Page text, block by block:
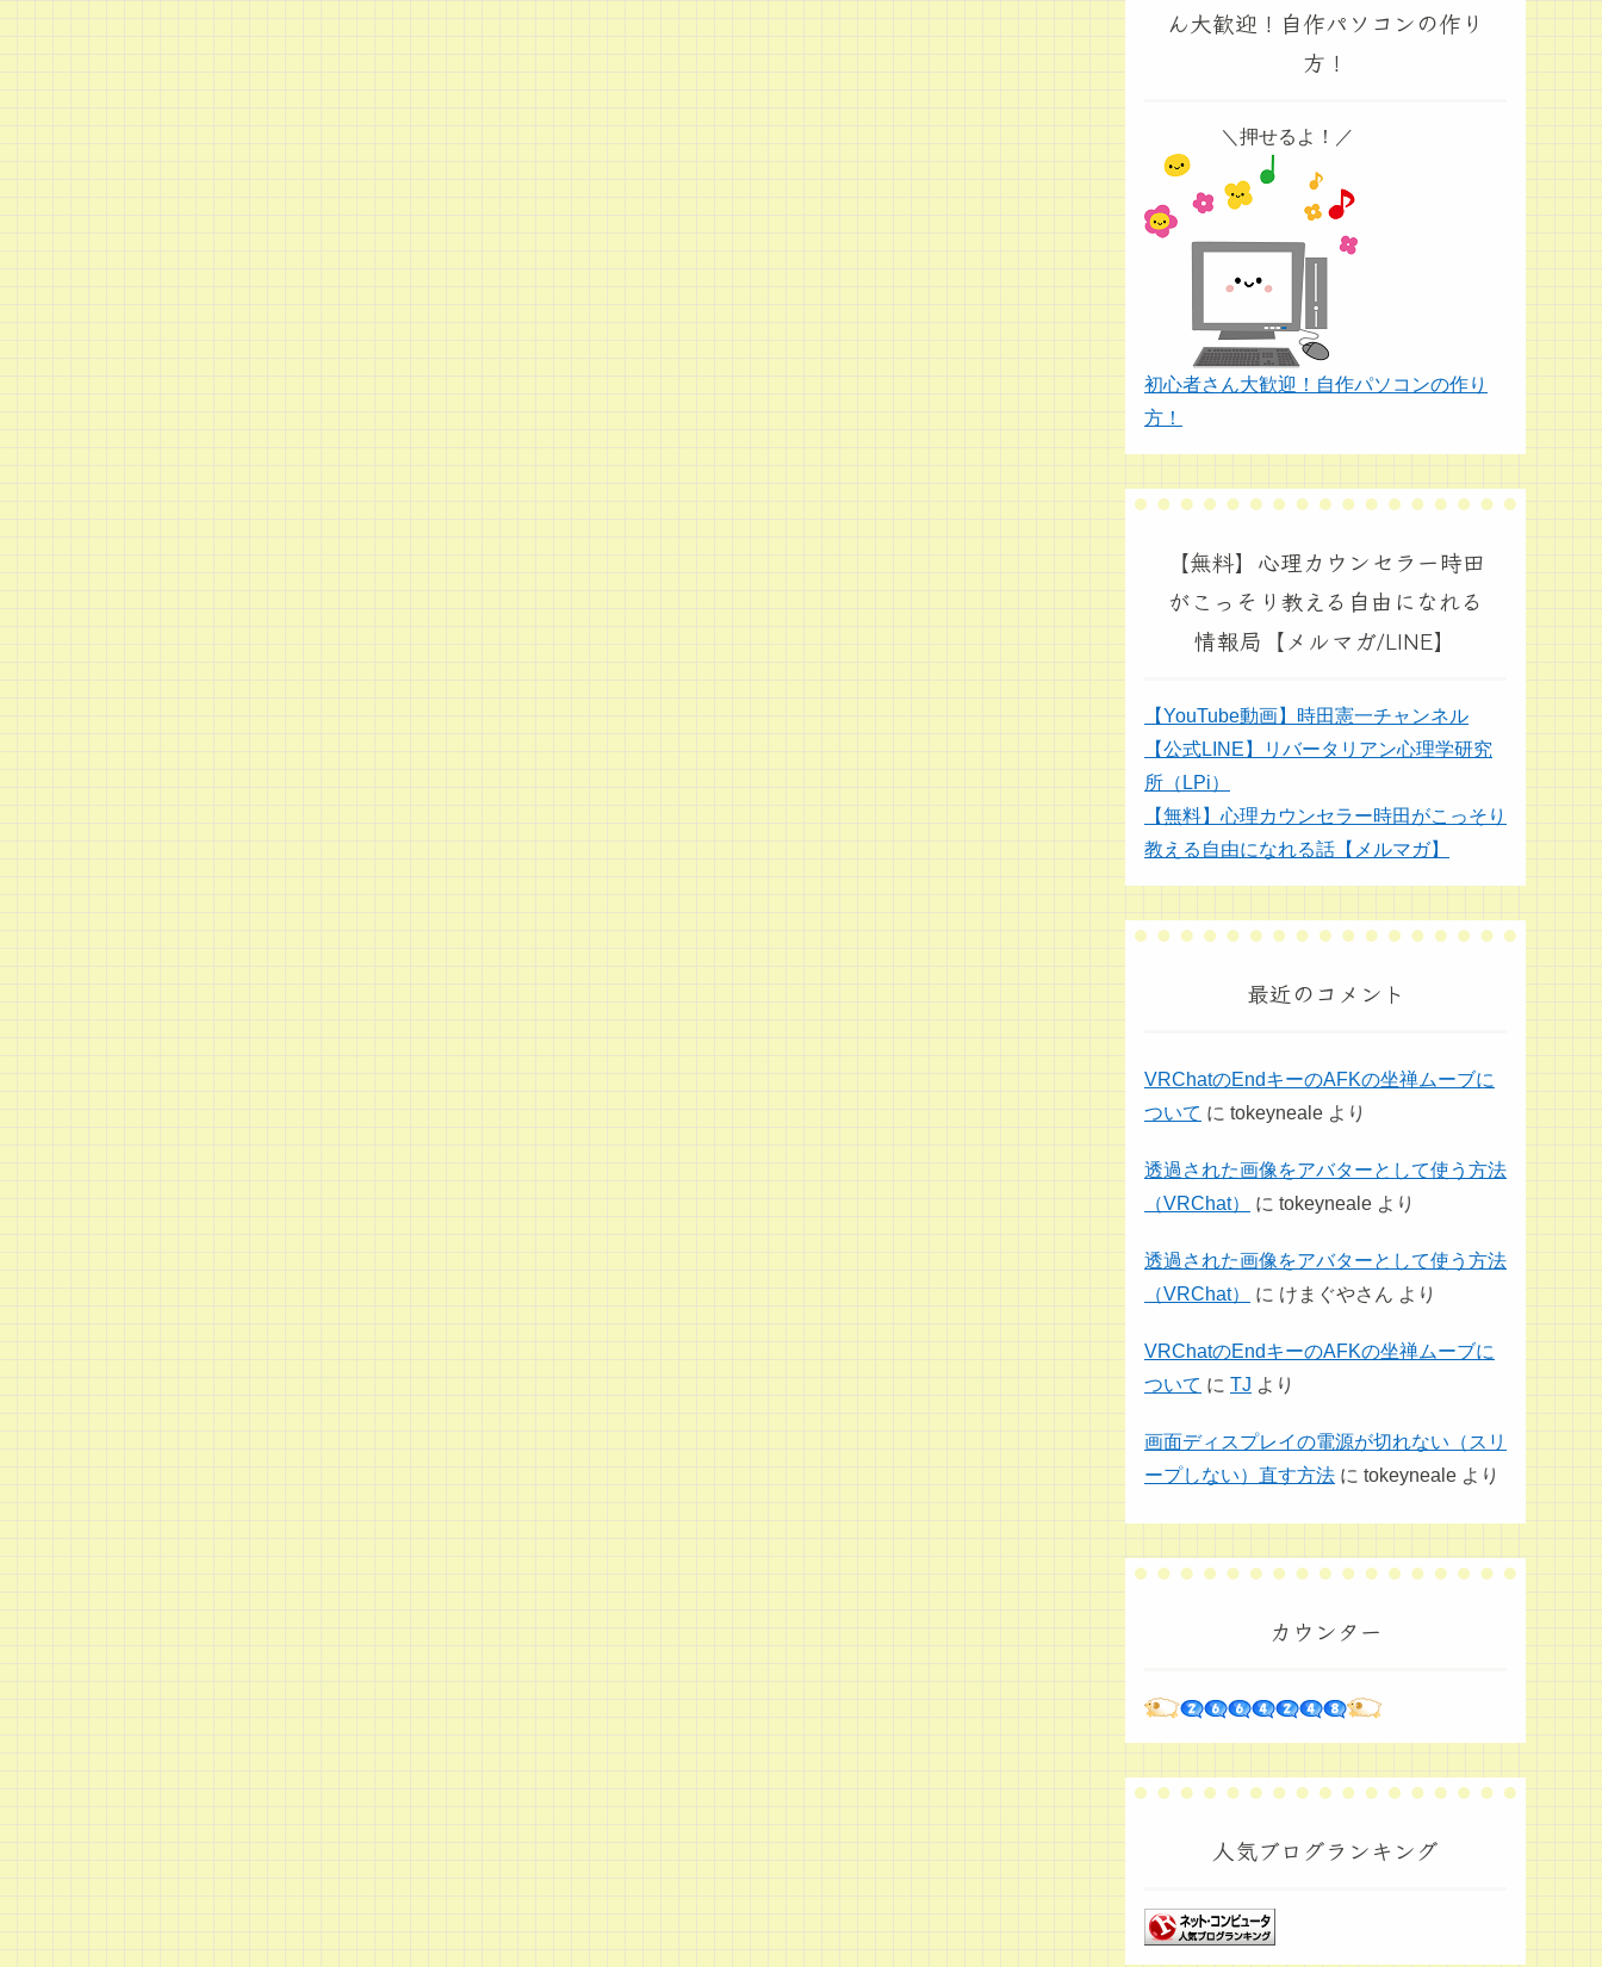
ん大歓迎！自作パソコンの作り
方！
＼押せるよ！／
初心者さん大歓迎！自作パソコンの作り
方！
【無料】心理カウンセラー時田
がこっそり教える自由になれる
情報局【メルマガ/LINE】
【YouTube動画】時田憲一チャンネル
【公式LINE】リバータリアン心理学研究
所（LPi）
【無料】心理カウンセラー時田がこっそり
教える自由になれる話【メルマガ】
最近のコメント
VRChatのEndキーのAFKの坐禅ムーブに
ついて に tokeyneale より
透過された画像をアバターとして使う方法
（VRChat）
に tokeyneale より
透過された画像をアバターとして使う方法
（VRChat）
に けまぐやさん より
VRChatのEndキーのAFKの坐禅ムーブに
ついて に TJ より
画面ディスプレイの電源が切れない（スリ
ープしない）直す方法 に tokeyneale より
カウンター
人気ブログランキング